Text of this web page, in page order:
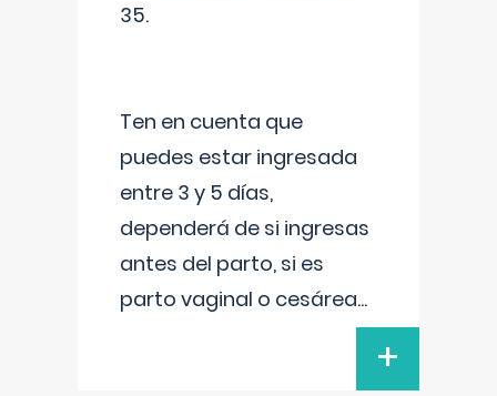
35.
Ten en cuenta que
puedes estar ingresada
entre 3 y 5 días,
dependerá de si ingresas
antes del parto, si es
parto vaginal o cesárea...
+